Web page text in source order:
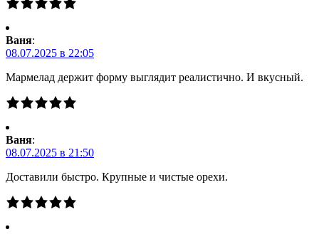
Ваня:
08.07.2025 в 22:05
Мармелад держит форму выглядит реалистично. И вкусный.
Ваня:
08.07.2025 в 21:50
Доставили быстро. Крупные и чистые орехи.